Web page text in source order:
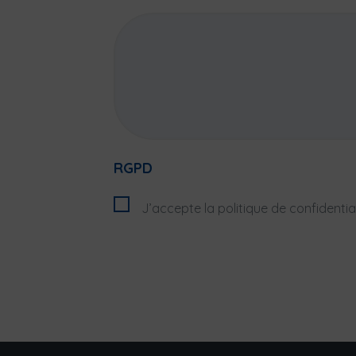
RGPD
J’accepte la politique de